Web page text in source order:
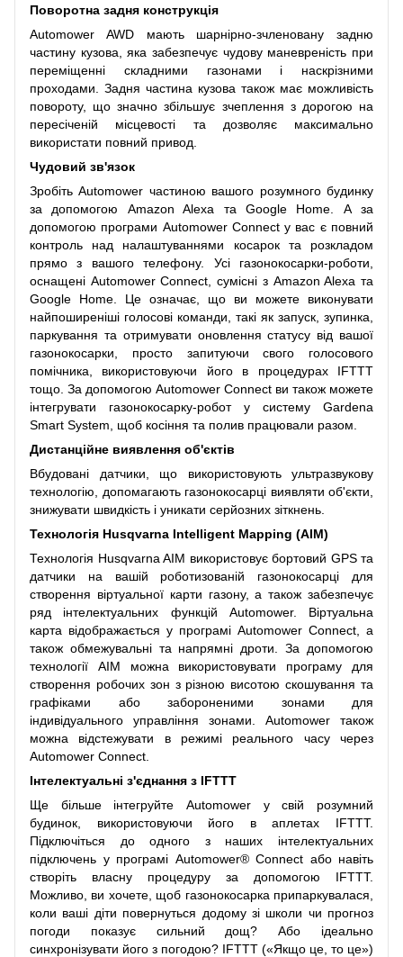
Поворотна задня конструкція
Automower AWD мають шарнірно-зчленовану задню
частину кузова, яка забезпечує чудову маневреність при
переміщенні складними газонами і наскрізними
проходами. Задня частина кузова також має можливість
повороту, що значно збільшує зчеплення з дорогою на
пересіченій місцевості та дозволяє максимально
використати повний привод.
Чудовий зв'язок
Зробіть Automower частиною вашого розумного будинку
за допомогою Amazon Alexa та Google Home. А за
допомогою програми Automower Connect у вас є повний
контроль над налаштуваннями косарок та розкладом
прямо з вашого телефону. Усі газонокосарки-роботи,
оснащені Automower Connect, сумісні з Amazon Alexa та
Google Home. Це означає, що ви можете виконувати
найпоширеніші голосові команди, такі як запуск, зупинка,
паркування та отримувати оновлення статусу від вашої
газонокосарки, просто запитуючи свого голосового
помічника, використовуючи його в процедурах IFTTT
тощо. За допомогою Automower Connect ви також можете
інтегрувати газонокосарку-робот у систему Gardena
Smart System, щоб косіння та полив працювали разом.
Дистанційне виявлення об'єктів
Вбудовані датчики, що використовують ультразвукову
технологію, допомагають газонокосарці виявляти об'єкти,
знижувати швидкість і уникати серйозних зіткнень.
Технологія Husqvarna Intelligent Mapping (AIM)
Технологія Husqvarna AIM використовує бортовий GPS та
датчики на вашій роботизованій газонокосарці для
створення віртуальної карти газону, а також забезпечує
ряд інтелектуальних функцій Automower. Віртуальна
карта відображається у програмі Automower Connect, а
також обмежувальні та напрямні дроти. За допомогою
технології AIM можна використовувати програму для
створення робочих зон з різною висотою скошування та
графіками або забороненими зонами для
індивідуального управління зонами. Automower також
можна відстежувати в режимі реального часу через
Automower Connect.
Інтелектуальні з'єднання з IFTTT
Ще більше інтегруйте Automower у свій розумний
будинок, використовуючи його в аплетах IFTTT.
Підключіться до одного з наших інтелектуальних
підключень у програмі Automower® Connect або навіть
створіть власну процедуру за допомогою IFTTT.
Можливо, ви хочете, щоб газонокосарка припаркувалася,
коли ваші діти повернуться додому зі школи чи прогноз
погоди показує сильний дощ? Або ідеально
синхронізувати його з погодою? IFTTT («Якщо це, то це»)